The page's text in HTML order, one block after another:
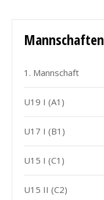
Mannschaften
1. Mannschaft
U19 I (A1)
U17 I (B1)
U15 I (C1)
U15 II (C2)